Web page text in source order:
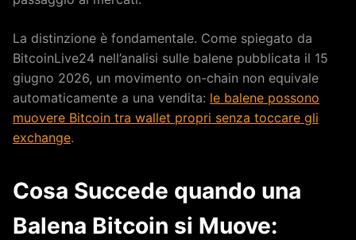
La distinzione è fondamentale. Come spiegato da
BitcoinLive24 nell’analisi sulle balene pubblicata il 15
giugno 2026, un movimento on-chain non equivale
automaticamente a una vendita: le balene possono
muovere Bitcoin tra wallet propri senza toccare gli
exchange.
Cosa Succede quando una
Balena Bitcoin si Muove: